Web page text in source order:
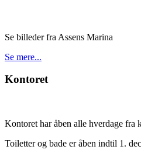
Se billeder fra Assens Marina
Se mere...
Kontoret
Kontoret har åben alle hverdage fra
Toiletter og bade er åben indtil 1.